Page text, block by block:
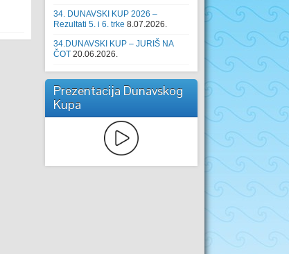
34. DUNAVSKI KUP 2026 –
Rezultati 5. i 6. trke 8.07.2026.
34.DUNAVSKI KUP – JURIŠ NA
ČOT 20.06.2026.
Prezentacija Dunavskog
Kupa